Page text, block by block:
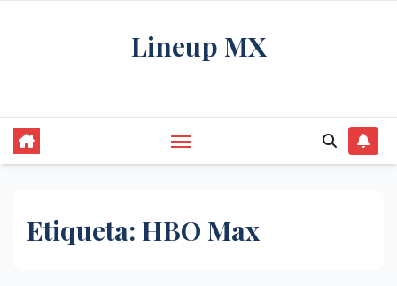
Lineup MX
Etiqueta: HBO Max